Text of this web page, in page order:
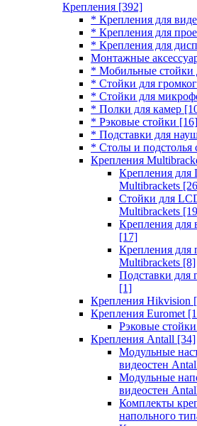
Крепления [392]
* Крепления для
* Крепления для
* Крепления для
Монтажные
* Мобильные стойки
* Стойки для
* Стойки для
* Полки для камер
* Рэковые стойки [16]
* Подставки для
* Столы и подстолья
Крепления
Крепления для
Multibrackets
Стойки для
Multibrackets
Крепления для
[17]
Крепления для
Multibrackets [8]
Подставки для
[1]
Крепления Hikvision
Крепления Euromet
Рэковые
Крепления Antall [34]
Модульные
видеостен
Модульные
видеостен
Комплекты
напольного